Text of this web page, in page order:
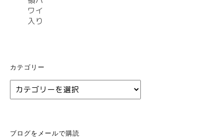
カテゴリー
カ
テ
ブログをメールで購読